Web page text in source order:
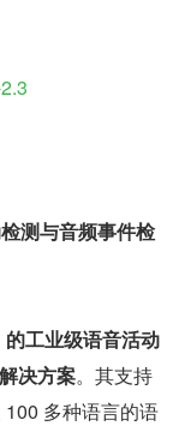
测与音频事件检
工业级语音活动
决方案。其支持
多种语言的语